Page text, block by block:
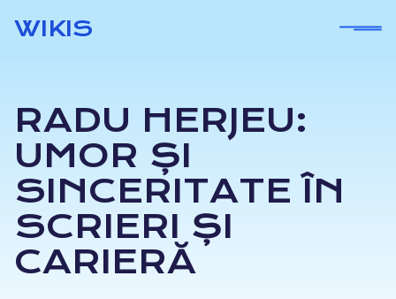
WIKIS
RADU HERJEU:
UMOR ȘI
SINCERITATE ÎN
SCRIERI ȘI
CARIERĂ